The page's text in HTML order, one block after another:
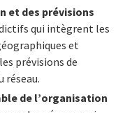
et des prévisions
qui intègrent les
et
prévisions de
réseau.
de l’organisation